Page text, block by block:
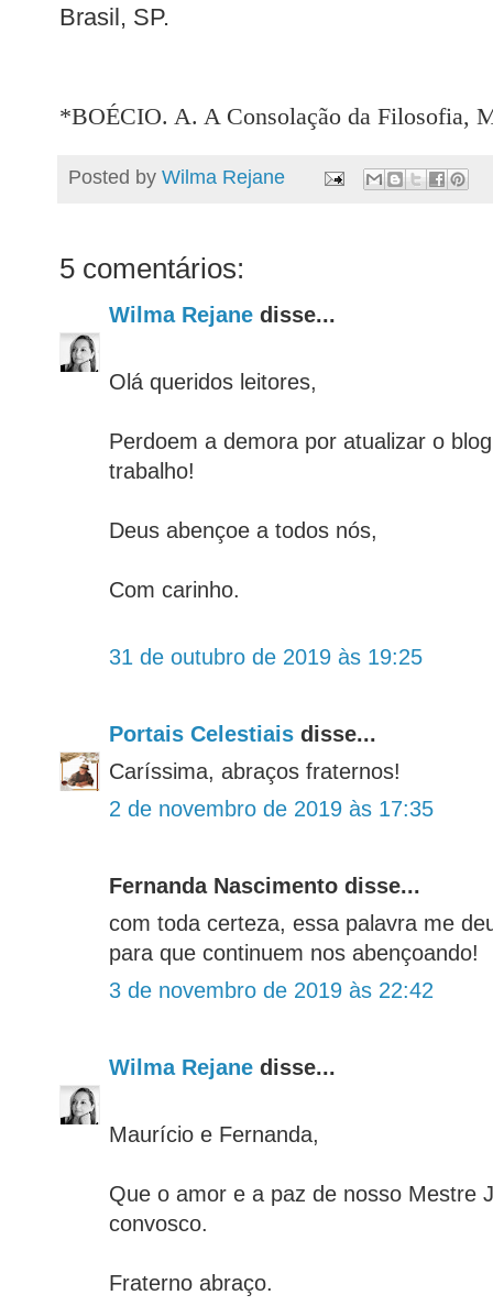
Brasil, SP.
*BOÉCIO. A. A Consolação da Filosofia,
Posted by Wilma Rejane
5 comentários:
Wilma Rejane disse...
Olá queridos leitores,
Perdoem a demora por atualizar o
trabalho!
Deus abençoe a todos nós,
Com carinho.
31 de outubro de 2019 às 19:25
Portais Celestiais disse...
Caríssima, abraços fraternos!
2 de novembro de 2019 às 17:35
Fernanda Nascimento disse...
com toda certeza, essa palavra me
para que continuem nos abençoando!
3 de novembro de 2019 às 22:42
Wilma Rejane disse...
Maurício e Fernanda,
Que o amor e a paz de nosso Mestre
convosco.
Fraterno abraço.